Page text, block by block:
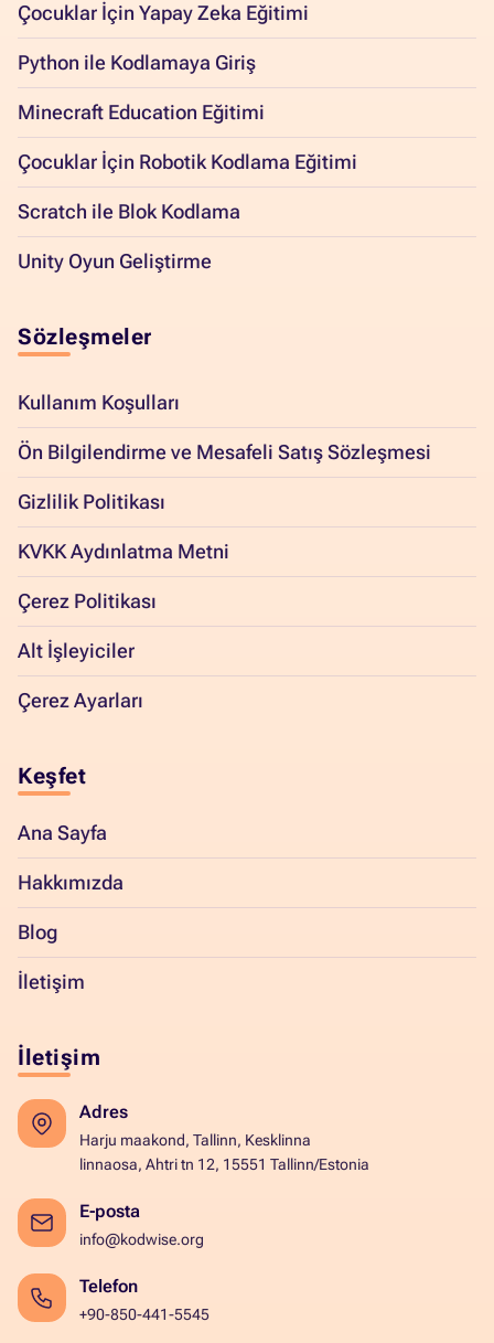
Çocuklar İçin Yapay Zeka Eğitimi
Python ile Kodlamaya Giriş
Minecraft Education Eğitimi
Çocuklar İçin Robotik Kodlama Eğitimi
Scratch ile Blok Kodlama
Unity Oyun Geliştirme
Sözleşmeler
Kullanım Koşulları
Ön Bilgilendirme ve Mesafeli Satış Sözleşmesi
Gizlilik Politikası
KVKK Aydınlatma Metni
Çerez Politikası
Alt İşleyiciler
Çerez Ayarları
Keşfet
Ana Sayfa
Hakkımızda
Blog
İletişim
İletişim
Adres
Harju maakond, Tallinn, Kesklinna
linnaosa, Ahtri tn 12, 15551 Tallinn/Estonia
E-posta
info@kodwise.org
Telefon
+90-850-441-5545